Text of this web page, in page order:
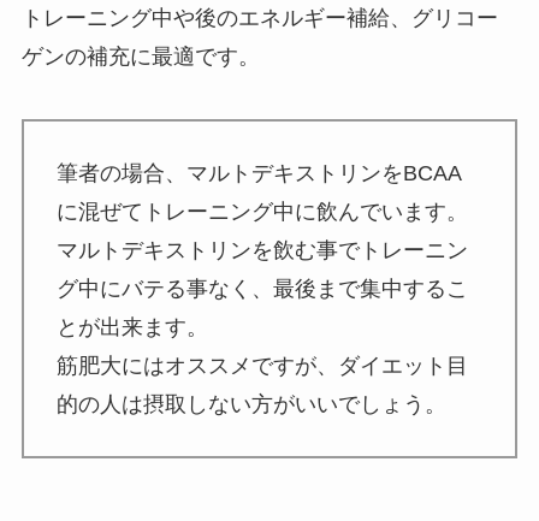
トレーニング中や後のエネルギー補給、グリコー
ゲンの補充に最適です。
筆者の場合、マルトデキストリンをBCAA
に混ぜてトレーニング中に飲んでいます。
マルトデキストリンを飲む事でトレーニン
グ中にバテる事なく、最後まで集中するこ
とが出来ます。
筋肥大にはオススメですが、ダイエット目
的の人は摂取しない方がいいでしょう。